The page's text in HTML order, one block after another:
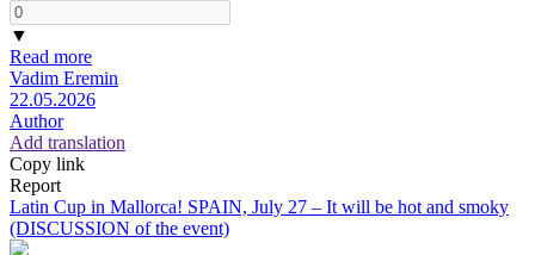
▼
Read more
Vadim Eremin
22.05.2026
Author
Add translation
Copy link
Report
Latin Cup in Mallorca! SPAIN, July 27 – It will be hot and smoky
(DISCUSSION of the event)